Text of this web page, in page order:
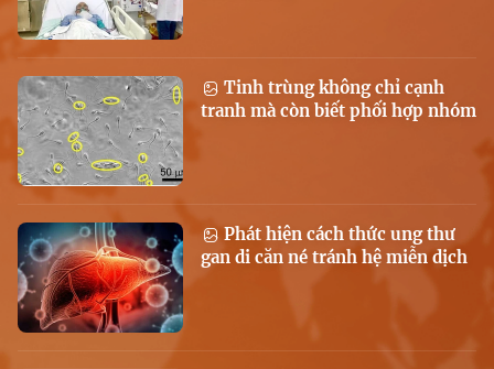
Tinh trùng không chỉ cạnh
tranh mà còn biết phối hợp nhóm
Phát hiện cách thức ung thư
gan di căn né tránh hệ miễn dịch